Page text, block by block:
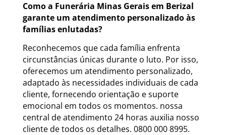
Como a Funerária Minas Gerais em Berizal
garante um atendimento personalizado às
famílias enlutadas?
Reconhecemos que cada família enfrenta
circunstâncias únicas durante o luto. Por isso,
oferecemos um atendimento personalizado,
adaptado às necessidades individuais de cada
cliente, fornecendo orientação e suporte
emocional em todos os momentos. nossa
central de atendimento 24 horas auxilia nosso
cliente de todos os detalhes. 0800 000 8995.